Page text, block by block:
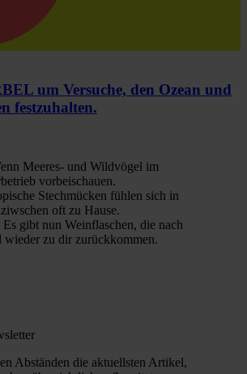
um Versuche, den Ozean und
festzuhalten.
Meeres- und Wildvögel im
vorbeischauen.
Stechmücken fühlen sich in
oft zu Hause.
Es gibt nun Weinflaschen, die nach
wieder zu dir zurückkommen.
Abständen die aktuellsten Artikel,